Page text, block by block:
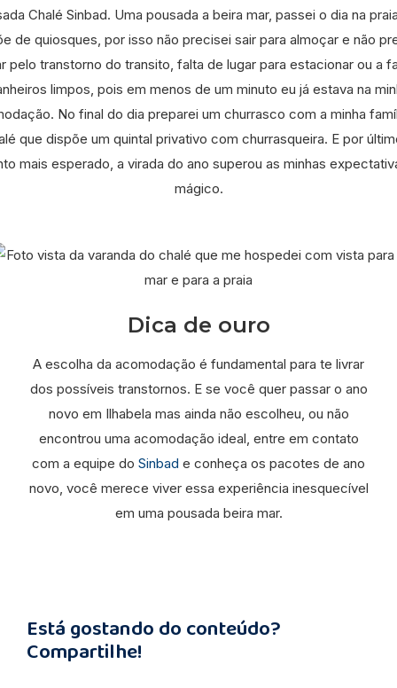
Chalé Sinbad. Uma pousada a beira mar, passei o dia na
de quiosques, por isso não precisei sair para almoçar e não
pelo transtorno do transito, falta de lugar para estacionar ou a
limpos, pois em menos de um minuto eu já estava na
No final do dia preparei um churrasco com a minha
que dispõe um quintal privativo com churrasqueira. E por
mais esperado, a virada do ano superou as minhas
mágico.
Dica de ouro
A escolha da acomodação é fundamental para te livrar
dos possíveis transtornos. E se você quer passar o ano
novo em Ilhabela mas ainda não escolheu, ou não
encontrou uma acomodação ideal, entre em contato
com a equipe do Sinbad e conheça os pacotes de ano
novo, você merece viver essa experiência inesquecível
em uma pousada beira mar.
Está gostando do conteúdo?
Compartilhe!